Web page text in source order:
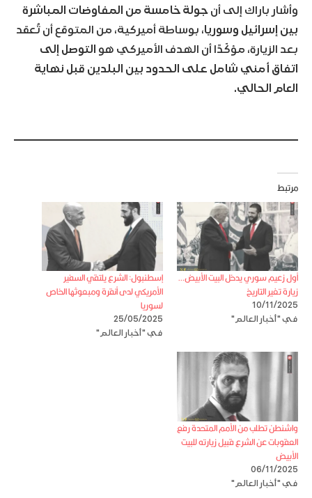
وأشار باراك إلى أن جولة خامسة من المفاوضات المباشرة
بين إسرائيل وسوريا، بوساطة أميركية، من المتوقع أن تُعقد
بعد الزيارة، مؤكّدًا أن الهدف الأميركي هو التوصل إلى
اتفاق أمني شامل على الحدود بين البلدين قبل نهاية
العام الحالي.
مرتبط
أول زعيم سوري يدخل البيت الأبيض…
زيارة تغير التاريخ
10/11/2025
في "أخبار العالم"
إسطنبول: الشرع يلتقي السفير
الأمريكي لدى أنقرة ومبعوثها الخاص
لسوريا
25/05/2025
في "أخبار العالم"
واشنطن تطلب من الأمم المتحدة رفع
العقوبات عن الشرع قبيل زيارته للبيت
الأبيض
06/11/2025
في "أخبار العالم"